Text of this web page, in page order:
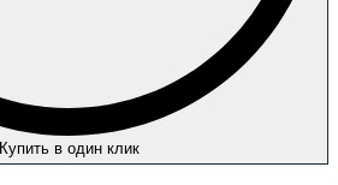
Купить в один клик